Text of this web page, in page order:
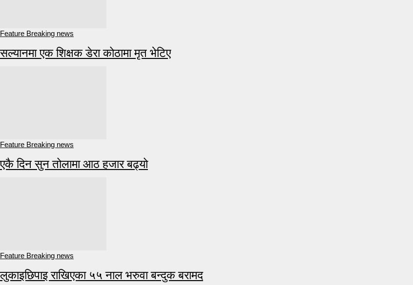
Feature Breaking news
सल्यानमा एक शिक्षक डेरा कोठामा मृत भेटिए
Feature Breaking news
एकै दिन सुन तोलामा आठ हजार बढ्यो
Feature Breaking news
लुकाइछिपाइ राखिएका ५५ नाल भरुवा बन्दुक बरामद